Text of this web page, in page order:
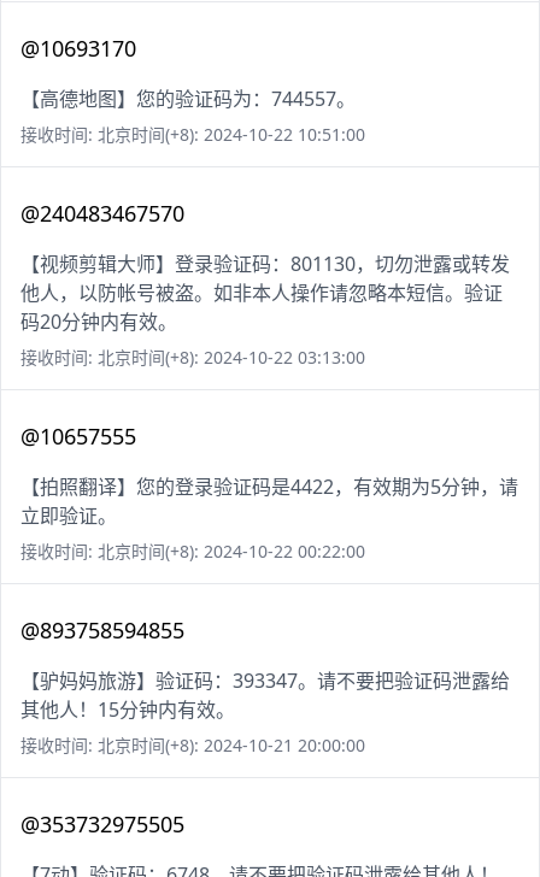
@10693170
【高德地图】您的验证码为：744557。
接收时间: 北京时间(+8): 2024-10-22 10:51:00
@240483467570
【视频剪辑大师】登录验证码：801130，切勿泄露或转发
他人，以防帐号被盗。如非本人操作请忽略本短信。验证
码20分钟内有效。
接收时间: 北京时间(+8): 2024-10-22 03:13:00
@10657555
【拍照翻译】您的登录验证码是4422，有效期为5分钟，请
立即验证。
接收时间: 北京时间(+8): 2024-10-22 00:22:00
@893758594855
【驴妈妈旅游】验证码：393347。请不要把验证码泄露给
其他人！15分钟内有效。
接收时间: 北京时间(+8): 2024-10-21 20:00:00
@353732975505